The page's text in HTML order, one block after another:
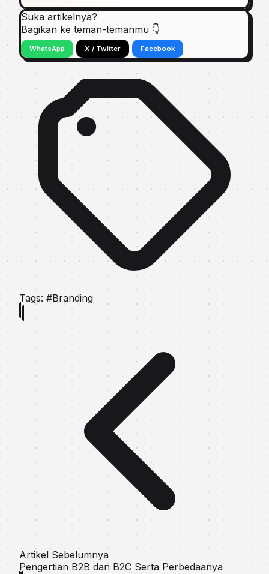
Suka artikelnya?
Bagikan ke teman-temanmu 👇
WhatsApp X / Twitter Facebook
Tags: #Branding
Artikel Sebelumnya
Pengertian B2B dan B2C Serta Perbedaanya